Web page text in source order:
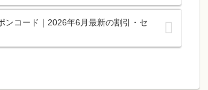
ンコード｜2026年6月最新の割引・セ